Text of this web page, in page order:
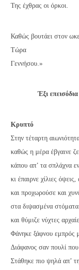
Της έχθρας οι όρκοι.
Καθώς βουτάει στον
Τώρα
Γεννήσου.»
Έξι
Κρυπτό
Στην τέταρτη
καθώς η μέρα έβγαινε
κάπου απ’ τα σπλάχνα
κι έπαιρνε χίλιες
και προχωρούσε και
στα διψασμένα στόματα
και θύμιζε νύχτες
Φάνηκε ξάφνου εμπρός
Διάφανος σαν πουλί που
Στάθηκε πιο ψηλά απ’